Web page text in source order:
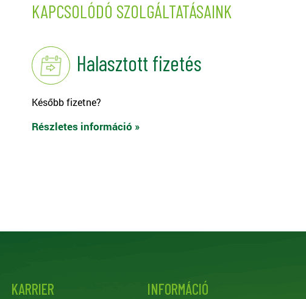
KAPCSOLÓDÓ SZOLGÁLTATÁSAINK
Halasztott fizetés
Később fizetne?
Részletes információ »
KARRIER INFORMÁCIÓ